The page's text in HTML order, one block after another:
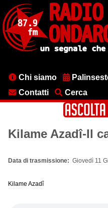
contenuto
principale
MenuChi siamo
Contatti
Cerca
Kilame Azadî-Il
Data di trasmissione Giovedì 11
Kilame Azadî